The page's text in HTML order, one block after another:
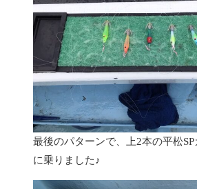
最後のパターンで、上2本の平松
に乗りました♪